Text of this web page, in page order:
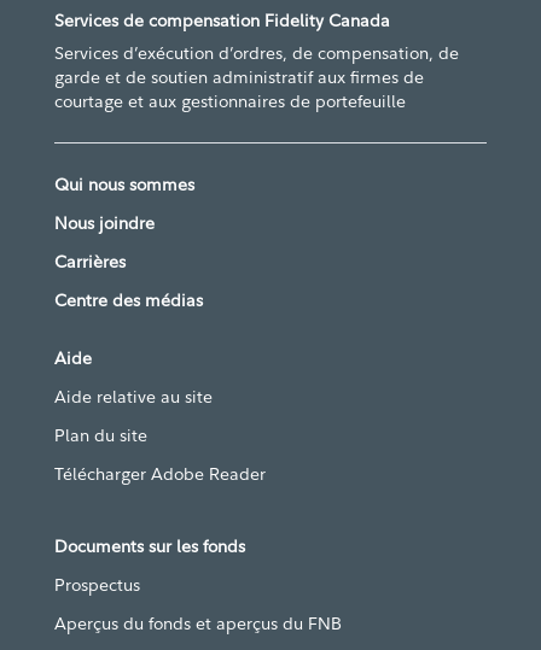
Services de compensation Fidelity Canada
Services d’exécution d’ordres, de compensation, de
garde et de soutien administratif aux firmes de
courtage et aux gestionnaires de portefeuille
Qui nous sommes
Nous joindre
Carrières
Centre des médias
Aide
Aide relative au site
Plan du site
Télécharger Adobe Reader
Documents sur les fonds
Prospectus
Aperçus du fonds et aperçus du FNB